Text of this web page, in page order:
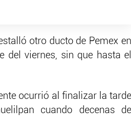
otro ducto de Pemex en
del viernes, sin que hasta el
ocurrió al finalizar la tarde
cuando decenas de